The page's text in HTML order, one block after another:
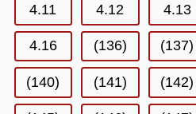
4.11 4.12 4.13
4.16 (136) (137)
(140) (141) (142)